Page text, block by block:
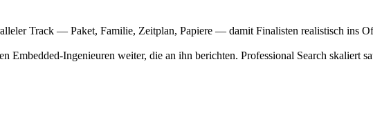
Track — Paket, Familie, Zeitplan, Papiere — damit Finalisten realistisch ins
Embedded-Ingenieuren weiter, die an ihn berichten. Professional Search skaliert